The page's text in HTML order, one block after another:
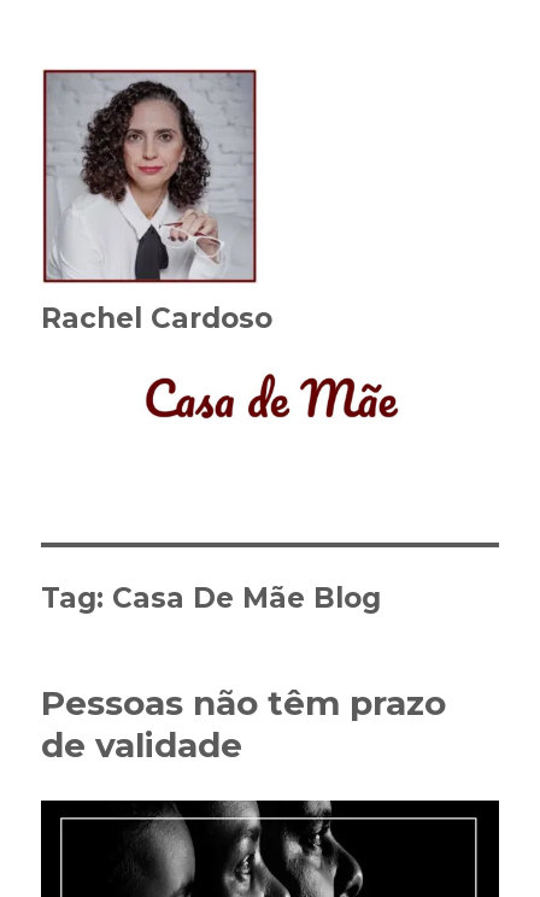
Rachel Cardoso
Tag: Casa De Mãe Blog
Pessoas não têm prazo
de validade